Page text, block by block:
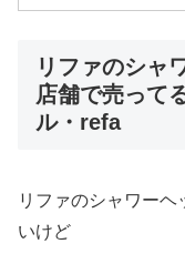
リファのシャ
店舗で売って
ル・refa
リファのシャワー
いけど